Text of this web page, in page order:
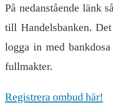
På nedanstående länk
till Handelsbanken.
logga in med
fullmakter.
Registrera ombud här!